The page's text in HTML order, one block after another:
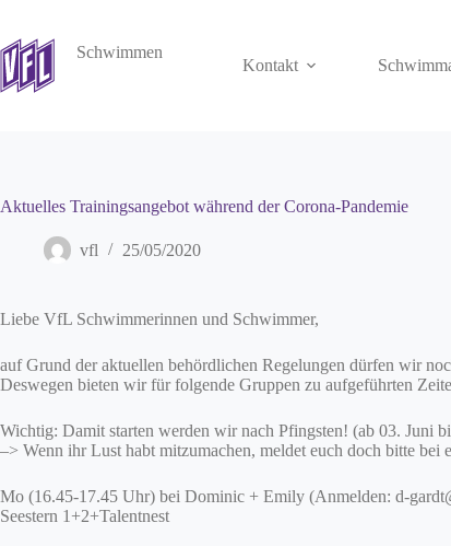
springen
Schwimmen
Kontakt
Aktuelles Trainingsangebot während der Corona-Pandemie
vfl 25/05/2020
Liebe VfL Schwimmerinnen und Schwimmer,
auf Grund der aktuellen behördlichen Regelungen dürfen wir
Deswegen bieten wir für folgende Gruppen zu aufgeführten
Wichtig: Damit starten werden wir nach Pfingsten! (ab 03. Juni
–> Wenn ihr Lust habt mitzumachen, meldet euch doch bitte bei
Mo (16.45-17.45 Uhr) bei Dominic + Emily (Anmelden: d-
Seestern 1+2+Talentnest